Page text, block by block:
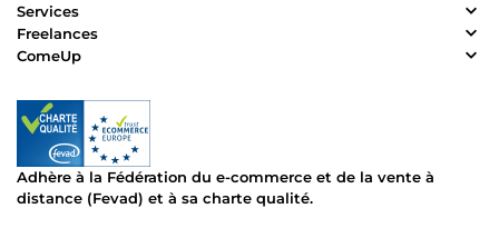
Services
Freelances
ComeUp
Adhère à la Fédération du e-commerce et de la vente à
distance (Fevad) et à sa charte qualité.